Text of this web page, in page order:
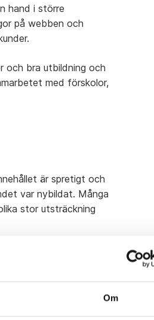
Om
hand i större
på webben och
och bra utbildning och
med förskolor,
är spretigt och
var nybildat. Många
stor utsträckning